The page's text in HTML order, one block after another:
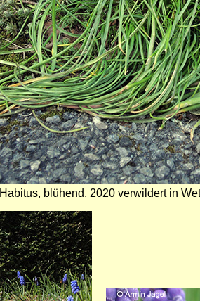
Habitus, blühend, 2020 verwildert in
Bild